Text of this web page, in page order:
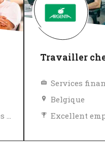
Travailler
Services
Belgique
Excellent